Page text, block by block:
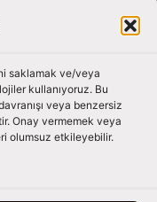
saklamak ve/veya
kullanıyoruz. Bu
veya benzersiz
Onay vermemek veya
olumsuz etkileyebilir.